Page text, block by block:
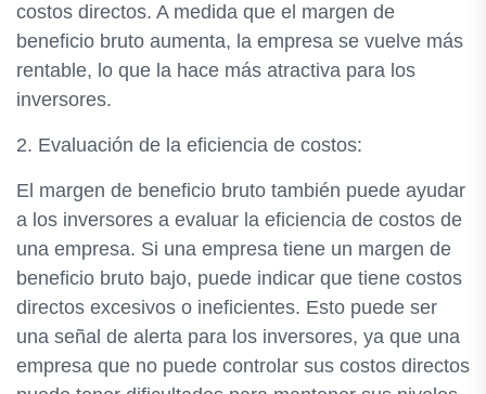
costos directos. A medida que el margen de
beneficio bruto aumenta, la empresa se vuelve más
rentable, lo que la hace más atractiva para los
inversores.
2. Evaluación de la eficiencia de costos:
El margen de beneficio bruto también puede ayudar
a los inversores a evaluar la eficiencia de costos de
una empresa. Si una empresa tiene un margen de
beneficio bruto bajo, puede indicar que tiene costos
directos excesivos o ineficientes. Esto puede ser
una señal de alerta para los inversores, ya que una
empresa que no puede controlar sus costos directos